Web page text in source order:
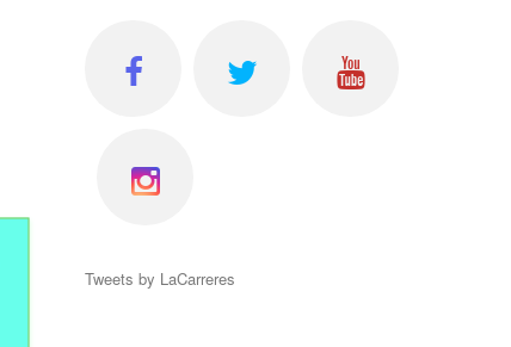
Tweets by LaCarreres